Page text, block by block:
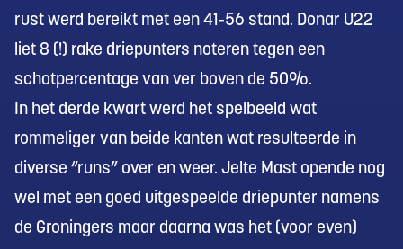
rust werd bereikt met een 41-56 stand. Donar U22
liet 8 (!) rake driepunters noteren tegen een
schotpercentage van ver boven de 50%.
In het derde kwart werd het spelbeeld wat
rommeliger van beide kanten wat resulteerde in
diverse “runs” over en weer. Jelte Mast opende nog
wel met een goed uitgespeelde driepunter namens
de Groningers maar daarna was het (voor even)